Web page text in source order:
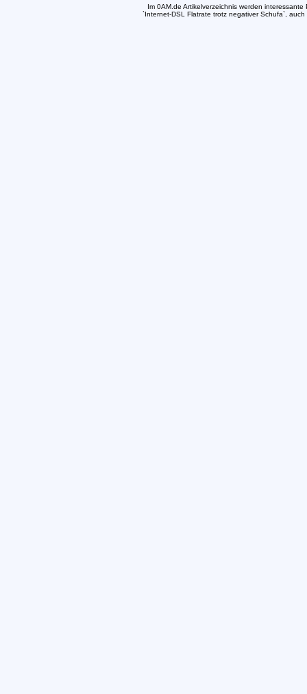
Im 0AM.de Artikelverzeichnis werden
`Internet-DSL Flatrate trotz negativer Schufa`,